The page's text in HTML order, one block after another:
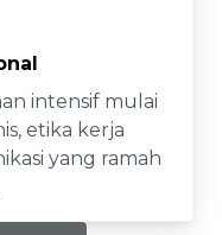
intensif mulai
etika kerja
yang ramah